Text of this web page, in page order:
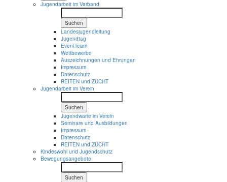
Jugendarbeit im Verband
Suchen
Landesjugendleitung
Jugendtag
EventTeam
Wettbewerbe
Auszeichnungen und Ehrungen
Impressum
Datenschutz
REITEN und ZUCHT
Jugendarbeit im Verein
Suchen
Jugendwarte im Verein
Seminare und Ausbildungen
Impressum
Datenschutz
REITEN und ZUCHT
Kindeswohl und Jugendschutz
Bewegungsangebote
Suchen